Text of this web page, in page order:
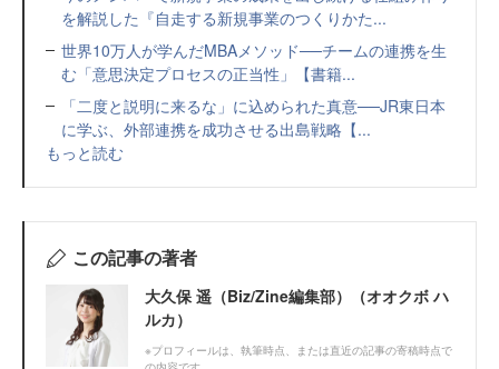
を解説した『自走する新規事業のつくりかた...
世界10万人が学んだMBAメソッド──チームの連携を生
む「意思決定プロセスの正当性」【書籍...
「二度と説明に来るな」に込められた真意──JR東日本
に学ぶ、外部連携を成功させる出島戦略【...
もっと読む
この記事の著者
大久保 遥（Biz/Zine編集部）（オオクボ ハ
ルカ）
※プロフィールは、執筆時点、または直近の記事の寄稿時点で